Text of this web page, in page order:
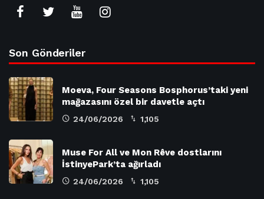
Son Gönderiler
Moeva, Four Seasons Bosphorus’taki yeni
mağazasını özel bir davetle açtı
24/06/2026 1,105
Muse For All ve Mon Rêve dostlarını
İstinyePark’ta ağırladı
24/06/2026 1,105